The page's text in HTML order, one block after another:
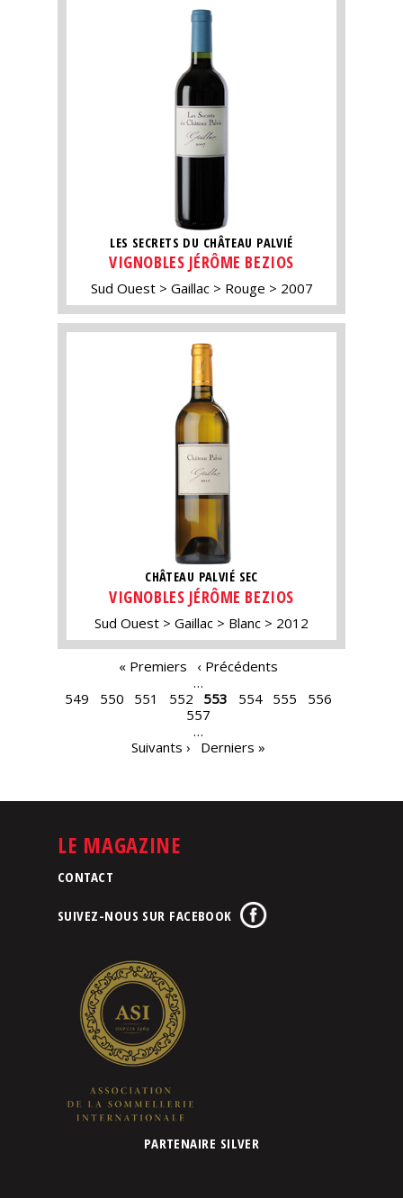
LES SECRETS DU CHÂTEAU PALVIÉ
VIGNOBLES JÉRÔME BEZIOS
Sud Ouest Gaillac Rouge 2007
CHÂTEAU PALVIÉ SEC
VIGNOBLES JÉRÔME BEZIOS
Sud Ouest Gaillac Blanc 2012
« Premiers
‹ Précédents
…
549
550 551 552 553 554 555
556
557
…
Suivants ›
Derniers »
LE MAGAZINE
CONTACT
SUIVEZ-NOUS SUR FACEBOOK
PARTENAIRE SILVER